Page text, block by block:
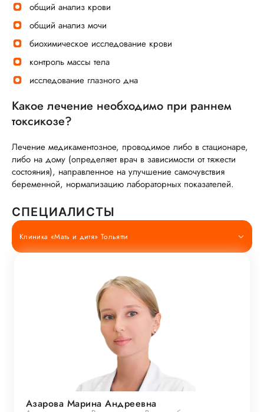
общий анализ крови
общий анализ мочи
биохимическое исследование крови
контроль массы тела
исследование глазного дна
Какое лечение необходимо при раннем
токсикозе?
Лечение медикаментозное, проводимое либо в стационаре,
либо на дому (определяет врач в зависимости от тяжести
состояния), направленное на улучшение самочувствия
беременной, нормализацию лабораторных показателей.
СПЕЦИАЛИСТЫ
Клиника «Мать и дитя» Тольятти
Азарова Марина Андреевна